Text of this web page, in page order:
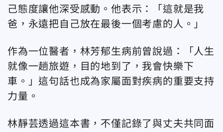
己態度讓他深受感動。他表示：「這就是我
爸，永遠把自己放在最後一個考慮的人。」
作為一位醫者，林芳郁生病前曾說過：「人生
就像一趟旅遊，目的地到了，我會快樂下
車。」這句話也成為家屬面對疾病的重要支持
力量。
林靜芸透過這本書，不僅記錄了與丈夫共同面